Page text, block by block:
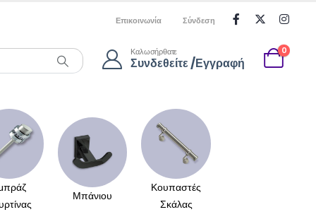
Επικοινωνία Σύνδεση
Καλωσήρθατε
Συνδεθείτε /Εγγραφή
0
Μπάνιου
Κουπαστές
Σκάλας